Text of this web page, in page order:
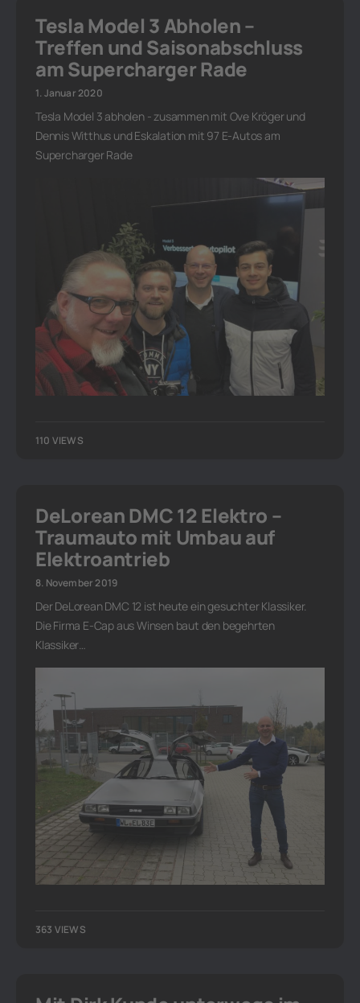
Tesla Model 3 Abholen –
Treffen und Saisonabschluss
am Supercharger Rade
1. Januar 2020
Tesla Model 3 abholen - zusammen mit Ove Kröger und
Dennis Witthus und Eskalation mit 97 E-Autos am
Supercharger Rade
110 VIEWS
DeLorean DMC 12 Elektro –
Traumauto mit Umbau auf
Elektroantrieb
8. November 2019
Der DeLorean DMC 12 ist heute ein gesuchter Klassiker.
Die Firma E-Cap aus Winsen baut den begehrten
Klassiker…
363 VIEWS